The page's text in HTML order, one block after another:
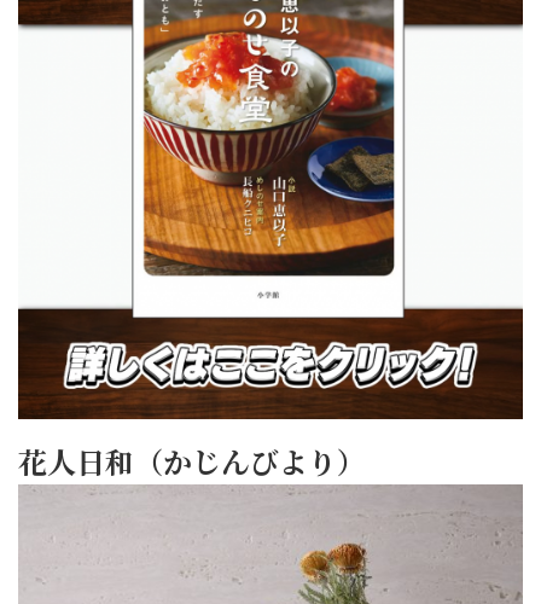
花人日和（かじんびより）